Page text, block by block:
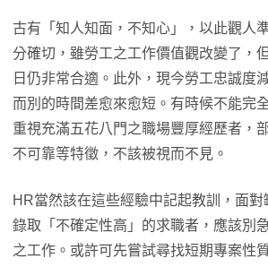
古有「知人知面，不知心」，以此觀人
分確切，雖勞工之工作價值觀改變了，
日仍非常合適。此外，現今勞工忠誠度
而別的時間差愈來愈短。有時候不能完
重視充滿五花八門之職場豐厚經歷者，
不可靠等特徵，不該被視而不見。
HR當然該在這些經驗中記起教訓，面
錄取「不確定性高」的求職者，應該別
之工作。或許可先嘗試尋找短期專案性